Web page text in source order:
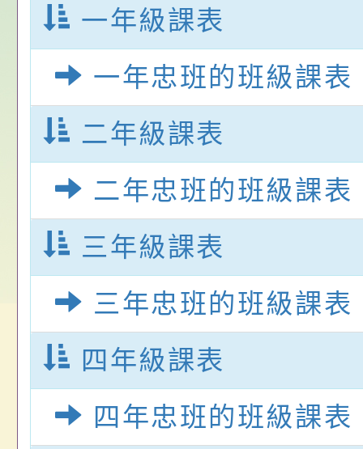
關（構）、學校、民
名參加，請查照
亦可利用
家8月課程資訊」、
電影營」、「祖孫樂
「愛『原原』不絕-
樂會」、「邁向下一
列講座及成長團體」
轉知內政部函以，有
員會函釋公務員留職
赴陸應申請許可一案
中興國民小學115學
期第1次第7-9招代課
甄選公告
本校「115學年度國
校課程計畫」核定一
轉知教育部國民及學
辦理「115年度教育
前教育署辦理性別平
置課程與教學人才庫
畫」一案， 請教師
請，請查照。
公告:桃園市政府腸
施問答集
轉知:桃園市交通局
減碳存摺2.0」全民
桃園市政府家庭教育
年度祖孫樂淘桃－祖
祝活動」海報電子檔
位協助鼓勵所屬同仁
關（構）、學校、民
轉知有關銓敘部建置
員退休所得重審後實
算器」，公立學校退
亦可利用
一年級課表
一年忠班的班級課表
二年級課表
二年忠班的班級課表
三年級課表
三年忠班的班級課表
四年級課表
四年忠班的班級課表